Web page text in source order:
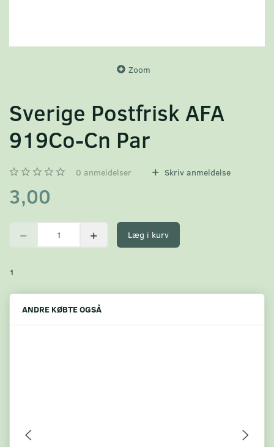
Zoom
Sverige Postfrisk AFA
919Co-Cn Par
0 anmeldelser Skriv anmeldelse
3,00
Læg i kurv
1
ANDRE KØBTE OGSÅ